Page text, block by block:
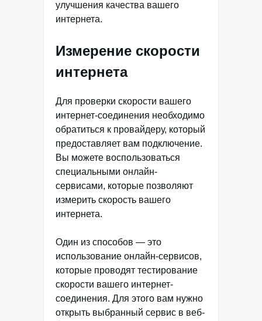
улучшения качества вашего
интернета.
Измерение скорости
интернета
Для проверки скорости вашего
интернет-соединения необходимо
обратиться к провайдеру, который
предоставляет вам подключение.
Вы можете воспользоваться
специальными онлайн-
сервисами, которые позволяют
измерить скорость вашего
интернета.
Один из способов — это
использование онлайн-сервисов,
которые проводят тестирование
скорости вашего интернет-
соединения. Для этого вам нужно
открыть выбранный сервис в веб-